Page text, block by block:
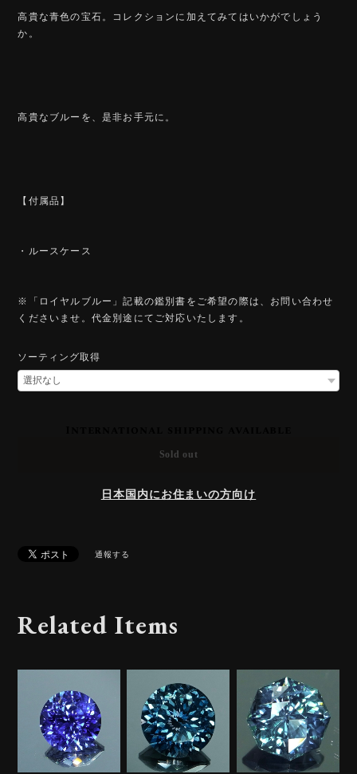
高貴な青色の宝石。コレクションに加えてみてはいかがでしょう
か。
高貴なブルーを、是非お手元に。
【付属品】
・ルースケース
※「ロイヤルブルー」記載の鑑別書をご希望の際は、お問い合わせ
くださいませ。代金別途にてご対応いたします。
ソーティング取得
Sold out
日本国内にお住まいの方向け
通報する
Related Items